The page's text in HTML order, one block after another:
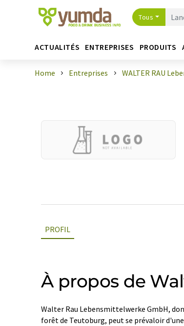
Tous
ACTUALITÉS ENTREPRISES PRODUITS
Home Entreprises WALTER RAU
PROFIL
À propos de
Walter Rau Lebensmittelwerke GmbH,
forêt de Teutoburg, peut se prévaloir